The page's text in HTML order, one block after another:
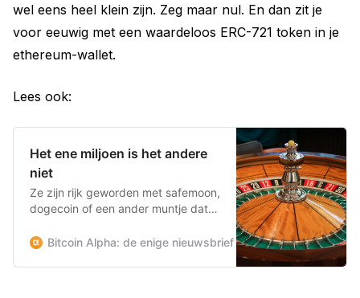
wel eens heel klein zijn. Zeg maar nul. En dan zit je
voor eeuwig met een waardeloos ERC-721 token in je
ethereum-wallet.
Lees ook:
Het ene miljoen is het andere
niet
Ze zijn rijk geworden met safemoon,
dogecoin of een ander muntje dat
‘Een miljoen is een miljoen’, zeggen
Bitcoin Alpha: de enige nieuwsbrief die je beschermt en